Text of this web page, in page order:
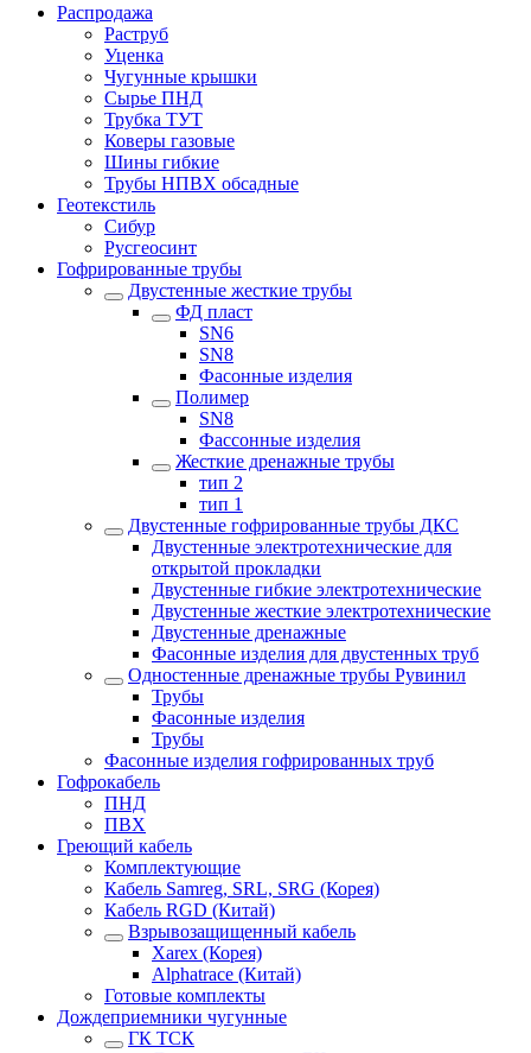
Распродажа
Раструб
Уценка
Чугунные крышки
Сырье ПНД
Трубка ТУТ
Коверы газовые
Шины гибкие
Трубы НПВХ обсадные
Геотекстиль
Сибур
Русгеосинт
Гофрированные трубы
Двустенные жесткие трубы
ФД пласт
SN6
SN8
Фасонные изделия
Полимер
SN8
Фассонные изделия
Жесткие дренажные трубы
тип 2
тип 1
Двустенные гофрированные трубы ДКС
Двустенные электротехнические для
открытой прокладки
Двустенные гибкие электротехнические
Двустенные жесткие электротехнические
Двустенные дренажные
Фасонные изделия для двустенных труб
Одностенные дренажные трубы Рувинил
Трубы
Фасонные изделия
Трубы
Фасонные изделия гофрированных труб
Гофрокабель
ПНД
ПВХ
Греющий кабель
Комплектующие
Кабель Samreg, SRL, SRG (Корея)
Кабель RGD (Китай)
Взрывозащищенный кабель
Xarex (Корея)
Alphatrace (Китай)
Готовые комплекты
Дождеприемники чугунные
ГК ТСК